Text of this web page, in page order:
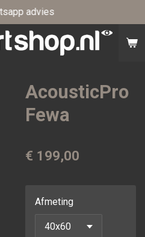
advies
AcousticPro
Fewa
€ 199,00
Afmeting